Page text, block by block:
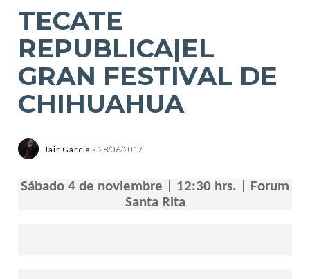
TECATE
REPUBLICA|EL
GRAN FESTIVAL DE
CHIHUAHUA
Jair Garcia 28/06/2017
Sábado 4 de noviembre | 12:30 hrs. | Forum
Santa Rita